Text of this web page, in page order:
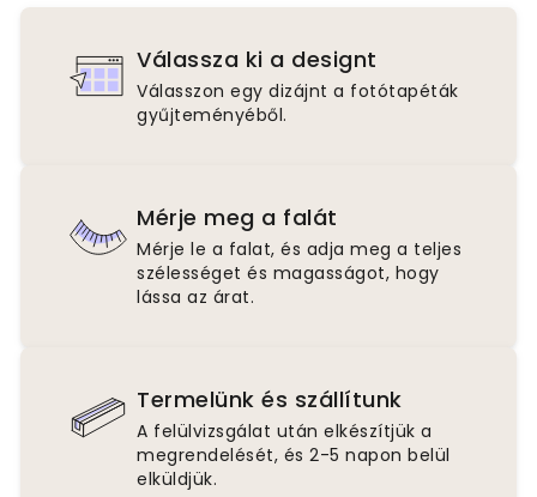
Válassza ki a designt
Válasszon egy dizájnt a fotótapéták
gyűjteményéből.
Mérje meg a falát
Mérje le a falat, és adja meg a teljes
szélességet és magasságot, hogy
lássa az árat.
Termelünk és szállítunk
A felülvizsgálat után elkészítjük a
megrendelését, és 2-5 napon belül
elküldjük.